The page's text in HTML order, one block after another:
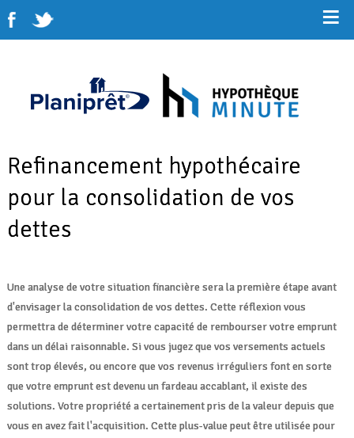
Refinancement hypothécaire
pour la consolidation de vos
dettes
Une analyse de votre situation financière sera la première étape avant
d'envisager la consolidation de vos dettes. Cette réflexion vous
permettra de déterminer votre capacité de rembourser votre emprunt
dans un délai raisonnable. Si vous jugez que vos versements actuels
sont trop élevés, ou encore que vos revenus irréguliers font en sorte
que votre emprunt est devenu un fardeau accablant, il existe des
solutions. Votre propriété a certainement pris de la valeur depuis que
vous en avez fait l'acquisition. Cette plus-value peut être utilisée pour